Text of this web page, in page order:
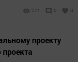
271 0 0
проекту